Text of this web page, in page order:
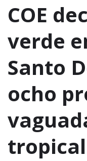
COE
verde
Santo
ocho
tropical